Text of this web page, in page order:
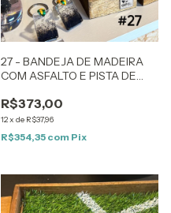
27 - BANDEJA DE MADEIRA
COM ASFALTO E PISTA DE
R$373,00
12x de R$37,96
R$354,35 com Pix